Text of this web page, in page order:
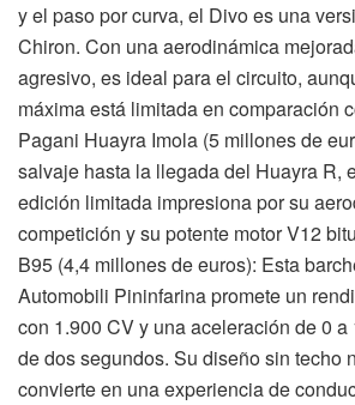
y el paso por curva, el Divo es una
Chiron. Con una aerodinámica
agresivo, es ideal para el circuito,
máxima está limitada en comparación
Pagani Huayra Imola (5 millones de
salvaje hasta la llegada del Huayra R,
edición limitada impresiona por su
competición y su potente motor V12
B95 (4,4 millones de euros): Esta
Automobili Pininfarina promete un
con 1.900 CV y una aceleración de 0
de dos segundos. Su diseño sin techo
convierte en una experiencia de